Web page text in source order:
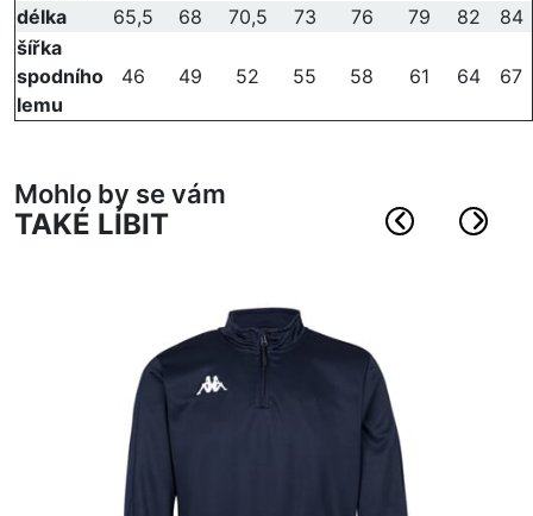
délka
65,5 68 70,5 73 76 79 82
84
šířka
spodního
lemu
46 49 52 55 58 61 64 67
Mohlo by se vám
TAKÉ LÍBIT